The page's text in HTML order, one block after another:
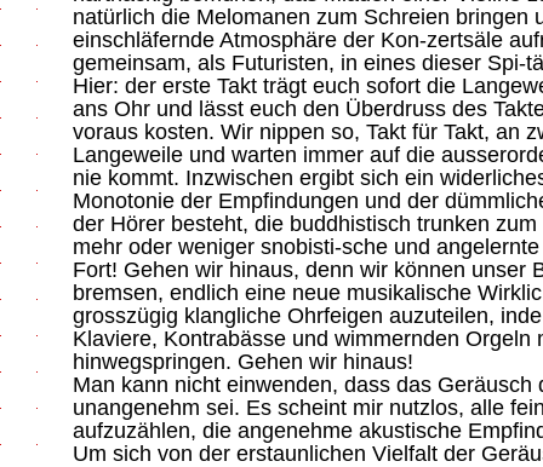
natürlich die Melomanen zum Schreien bringen
einschläfernde Atmosphäre der Kon-zertsäle
gemeinsam, als Futuristen, in eines dieser Spi-
Hier: der erste Takt trägt euch sofort die
ans Ohr und lässt euch den Überdruss des
voraus kosten. Wir nippen so, Takt für Takt, an
Langeweile und warten immer auf die
nie kommt. Inzwischen ergibt sich ein
Monotonie der Empfindungen und der
der Hörer besteht, die buddhistisch trunken
mehr oder weniger snobisti-sche und
Fort! Gehen wir hinaus, denn wir können unser
bremsen, endlich eine neue musikalische
grosszügig klangliche Ohrfeigen auzuteilen,
Klaviere, Kontrabässe und wimmernden Orgeln
hinwegspringen. Gehen wir hinaus!
Man kann nicht einwenden, dass das Geräusch
unangenehm sei. Es scheint mir nutzlos, alle
aufzuzählen, die angenehme akustische
Um sich von der erstaunlichen Vielfalt der